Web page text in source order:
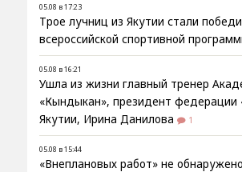
05.08 в 17:23
Трое лучниц из Якутии стали
всероссийской спортивной
05.08 в 16:21
Ушла из жизни главный тренер
«Кындыкан», президент федерации
Якутии, Ирина Данилова
1
05.08 в 15:44
«Внеплановых работ» не